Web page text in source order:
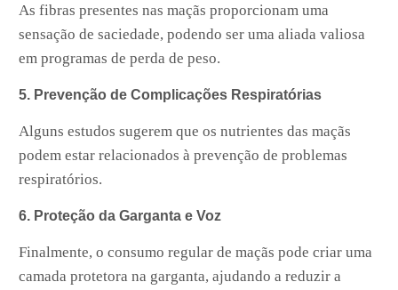
As fibras presentes nas maçãs proporcionam uma
sensação de saciedade, podendo ser uma aliada valiosa
em programas de perda de peso.
5. Prevenção de Complicações Respiratórias
Alguns estudos sugerem que os nutrientes das maçãs
podem estar relacionados à prevenção de problemas
respiratórios.
6. Proteção da Garganta e Voz
Finalmente, o consumo regular de maçãs pode criar uma
camada protetora na garganta, ajudando a reduzir a